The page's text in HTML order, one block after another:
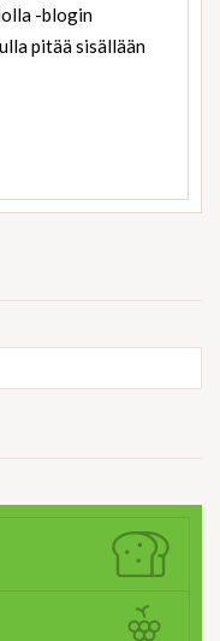
-blogin
pitää sisällään